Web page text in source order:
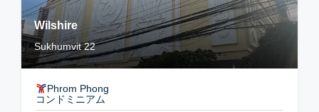
Wilshire
Sukhumvit 22
Phrom Phong
コンドミニアム